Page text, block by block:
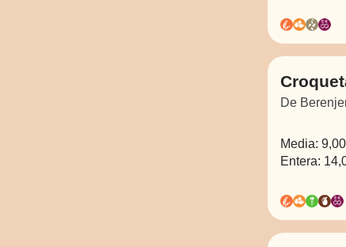
De
Media:
Entera: